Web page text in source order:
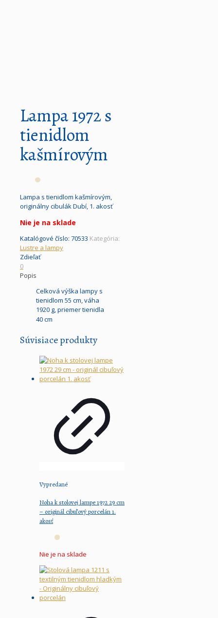
Lampa 1972 s
tienidlom
kašmírovým
Lampa s tienidlom kašmírovým,
originálny cibulák Dubí, 1. akosť
Nie je na sklade
Katalógové číslo: 70533 Kategória:
Lustre a lampy
Zdieľať
0
Popis
Celková výška lampy s
tienidlom 55 cm, váha
1920 g, priemer tienidla
40 cm
Súvisiace produkty
Vypredané
Noha k stolovej lampe 1972 29 cm
– originál cibuľový porcelán 1.
akosť
Nie je na sklade